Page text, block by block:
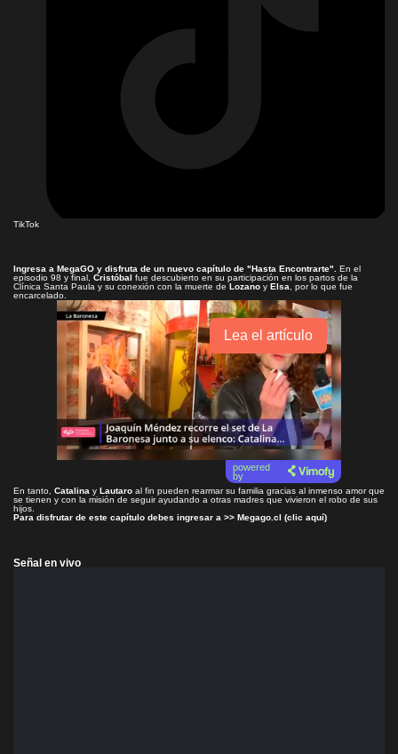
TikTok
Ingresa a MegaGO y disfruta de un nuevo capítulo de "Hasta Encontrarte"
En el
episodio 98 y final, Cristóbal fue descubierto en su participación en los partos de la
Clínica Santa Paula y su conexión con la muerte de Lozano y Elsa , por lo que fue
encarcelado.
Lea el artículo
powered
by
En tanto, Catalina y Lautaro al fin pueden rearmar su familia gracias al inmenso amor que
se tienen y con la misión de seguir ayudando a otras madres que vivieron el robo de sus
hijos.
Para disfrutar de este capítulo debes ingresar a >> Megago.cl (clic aquí)
Señal en vivo